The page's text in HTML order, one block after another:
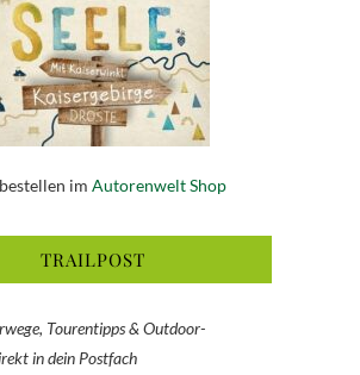
im Autorenwelt Shop
TRAILPOST
Tourentipps & Outdoor-
in dein Postfach